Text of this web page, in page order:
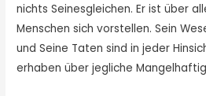
nichts Seinesgleichen. Er ist über
Menschen sich vorstellen. Sein
und Seine Taten sind in jeder
erhaben über jegliche